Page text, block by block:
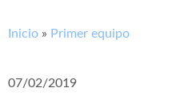
Inicio » Primer equipo
07/02/2019